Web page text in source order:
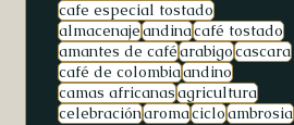
cafe especial tostado
almacenajeandinacafé tostado
amantes de caféarabigocascara
café de colombiaandino
camas africanasagricultura
celebraciónaromacicloambrosia